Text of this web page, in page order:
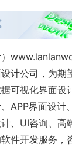
计公司，为期
可视化界面设
APP界面设计
UI咨询 高
件开发服务，